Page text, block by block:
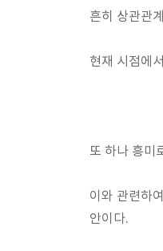
흔히 상관관
현재 시점에
또 하나 흥미
이와 관련하
안이다.